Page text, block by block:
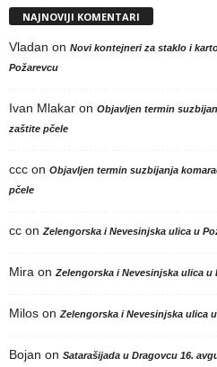
NAJNOVIJI KOMENTARI
Vladan on Novi kontejneri za staklo i
Požarevcu
Ivan Mlakar on Objavljen termin
zaštite pčele
ccc on Objavljen termin suzbijanja
pčele
cc onZelengorska i Nevesinjska ulica u
Mira onZelengorska i Nevesinjska ulica
Milos onZelengorska i Nevesinjska ulica
Bojan on Satarašijada u Dragovcu 16.